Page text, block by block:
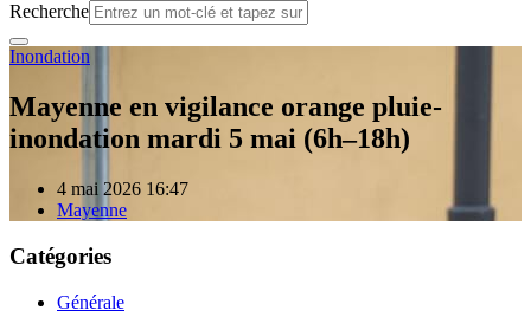
Recherche
Inondation
Mayenne en vigilance orange pluie-
inondation mardi 5 mai (6h–18h)
4 mai 2026 16:47
Mayenne
Catégories
Générale